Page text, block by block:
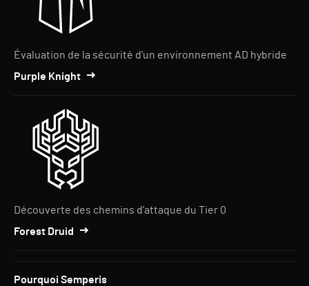
Évaluation de la sécurité d'un environnement AD hybride
Purple Knight
Découverte des chemins d'attaque du Tier 0
Forest Druid
Pourquoi Semperis